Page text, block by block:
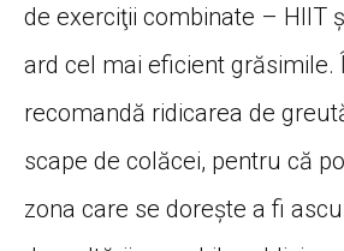
de exerciţii combinate – HIIT
ard cel mai eficient grăsimile.
recomandă ridicarea de
scape de colăcei, pentru că
zona care se doreşte a fi